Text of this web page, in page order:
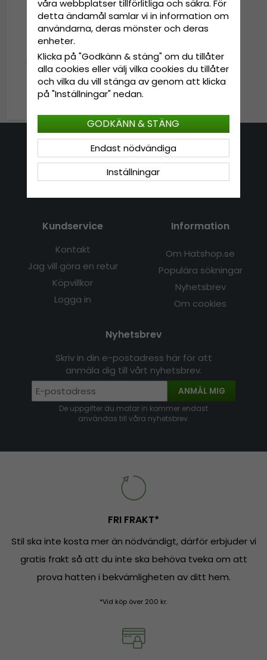
Hattar - Gårda Mackay
Trilby (svart)
649 kr
Kontakta oss
E-mail: info@hatshop.se
Kundservice
Kontakt
Jag vill göra en retur
Köpvillkor
Logga in
Information
Om Hatshop.se
Populära sökningar
Nyhetsbrev
Om cookies
Nyhetsbrev
Skriv in din e-postadress här för att
anmäla dig till vårt nyhetsbrev.
ANMÄL MIG
De uppgifter du matar in kommer endast
användas till våra nyhetsbrev.
FRI FRAKT*
Stil ska inte kosta mer än nödvändigt, därför erbjuder vi
gratis frakt så att du inte ska behöva tveka om att
prova hatten i bekvämligheten av ditt hem.
*Vid köp över 200 kr.
våra webbplatser tillförlitliga och säkra. För
detta ändamål samlar vi in information om
användarna, deras mönster och deras
enheter.
Klicka på "Godkänn & stäng" om du tillåter
alla cookies eller välj vilka cookies du tillåter
och vilka du vill stänga av genom att klicka
på "Inställningar" nedan.
Inställningar
Endast nödvändiga
GODKÄNN & STÄNG